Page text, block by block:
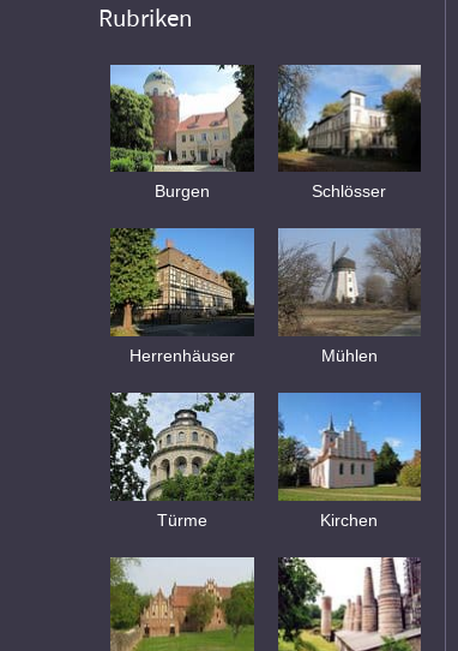
Rubriken
Burgen Schlösser
Herrenhäuser Mühlen
Türme Kirchen